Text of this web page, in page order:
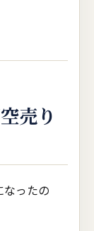
売り
なったの